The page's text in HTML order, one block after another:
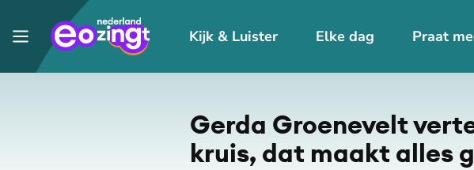
Kijk & Luister Elke dag Praat
Gerda Groenevelt
kruis, dat maakt alles